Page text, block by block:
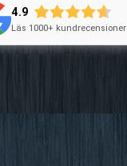
4.9
Läs 1000+ kundrecensioner